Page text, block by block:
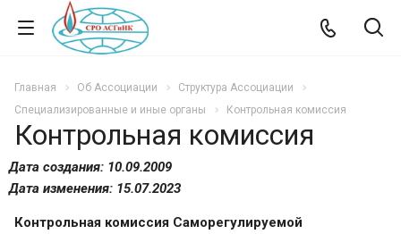
Главная Об Ассоциации
Структура Ассоциации
Специализированные и иные органы
Контрольная комиссия
Контрольная комиссия
Дата создания: 10.09.2009
Дата изменения: 15.07.2023
Контрольная комиссия Саморегулируемой